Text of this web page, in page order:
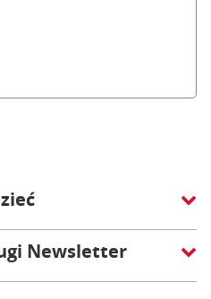
Newsletter